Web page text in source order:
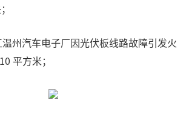
州汽车电子厂因光伏板线路故障引发火
平方米；